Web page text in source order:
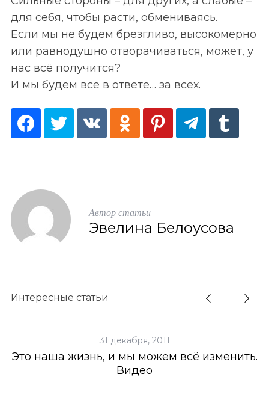
для себя, чтобы расти, обмениваясь.
Если мы не будем брезгливо, высокомерно
или равнодушно отворачиваться, может, у
нас всё получится?
И мы будем все в ответе… за всех.
Автор статьи
Эвелина Белоусова
Интересные статьи
31 декабря, 2011
Это наша жизнь, и мы можем всё изменить.
Видео